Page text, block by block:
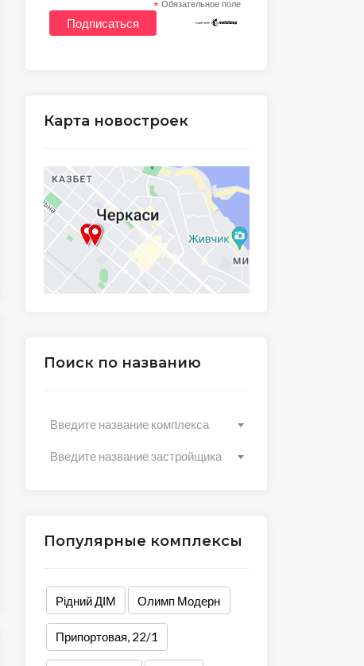
* Обязательное поле
Карта новостроек
Поиск по названию
Введите название комплекса
Введите название застройщика
Популярные комплексы
Рідний ДІМ Олимп Модерн
Припортовая, 22/1